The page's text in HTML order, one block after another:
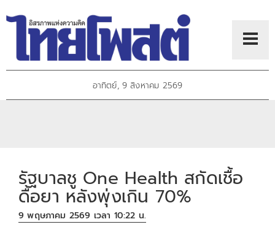
อาทิตย์, 9 สิงหาคม 2569
รัฐบาลชู One Health สกัดเชื้อ
ดื้อยา หลังพุ่งเกิน 70%
9 พฤษภาคม 2569 เวลา 10:22 น.